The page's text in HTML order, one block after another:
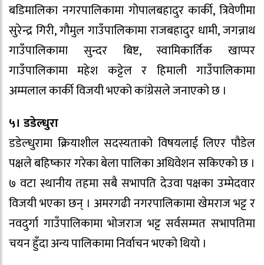
बडिमालिका नगरपालिकामा गोपालबहादुर कार्की, त्रिवेणीमा
सुरेन्द्र गिरी, गौमुल गाउँपालिकामा राजबहादुर धामी, जगन्नाथ
गाउँपालिकामा सुन्दर बिष्ट, स्वामिकार्तिक खाप्पर
गाउँपालिकामा महेश कट्टेल र हिमाली गाउँपालिकामा
अम्मलाल कार्की विजयी भएको कांग्रेसले जनाएको छ ।
५। डडेल्धुरा
डडेल्धुरामा क्रियाशील सदस्यताको विषयलाई लिएर पौडेल
पक्षले बहिष्कार गरेका बेला पालिका अधिवेशन सकिएको छ ।
७ वटा स्थानीय तहमा सबै सभापति देउवा पक्षका उम्मेदवार
विजयी भएका छन् । अमरगढी नगरपालिकामा खेमराज भट्ट र
नवदुर्गा गाउँपालिकामा भोजराज भट्ट सर्वसम्मत सभापतिमा
चयन हुँदा अन्य पालिकामा निर्वाचन भएको थियो ।